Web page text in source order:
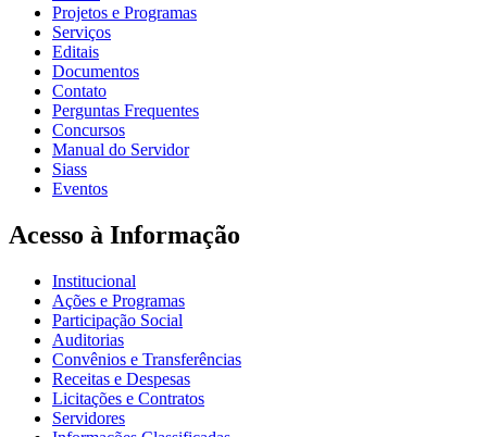
Projetos e Programas
Serviços
Editais
Documentos
Contato
Perguntas Frequentes
Concursos
Manual do Servidor
Siass
Eventos
Acesso à Informação
Institucional
Ações e Programas
Participação Social
Auditorias
Convênios e Transferências
Receitas e Despesas
Licitações e Contratos
Servidores